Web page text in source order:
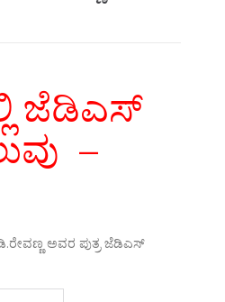
ಜೆಡಿಎಸ್
–
ಅವರ ಪುತ್ರ ಜೆಡಿಎಸ್